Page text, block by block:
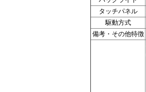
タッチパネル
駆動方式
備考・その他特徴